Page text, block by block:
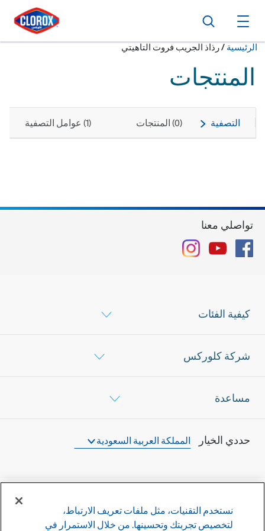
بحث
الرئيسية /حالياً:
رذاذ الجريب فروت التاهيتي
المنتجات
التصفية (
0) المنتجات (
1) عوامل التصفية
كيفية الفئات
شركة كلوركس
مساعدة
حددي الخيار المملكة العربية السعودية
تواصلي معنا
Facebook
YouTube
Instagram
شركة كلوركس
نستخدم التقنيات، مثل ملفات تعريف الارتباط،
لتخصيص تجربتك وتحسينها. من خلال الاستمرار في